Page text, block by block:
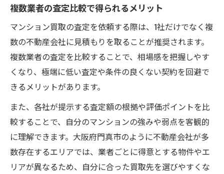
複数業者の査定比較で得られるメリット
マンション買取の査定を依頼する際は、1社だけでなく複
数の不動産会社に見積もりを取ることが推奨されます。
複数業者の査定を比較することで、相場感を把握しやす
くなり、極端に低い査定や条件の良くない契約を回避で
きるメリットがあります。
また、各社が提示する査定額の根拠や評価ポイントを比
較することで、自分のマンションの強みや弱点を客観的
に理解できます。大阪府門真市のように不動産会社が多
数存在するエリアでは、業者ごとに得意とする物件やエ
リアが異なるため、自分に合った買取先を選びやすくな